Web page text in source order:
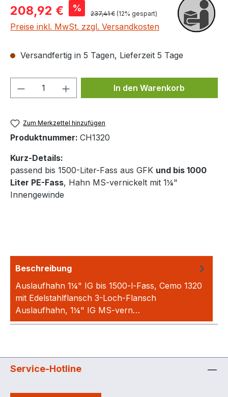
Verkaufspreis:
208,92 € % Regulärer Preis:
237,41 € (12% gespart)
Preise inkl. MwSt. zzgl. Versandkosten
Versandfertig in 5 Tagen, Lieferzeit 5 Tage
Produkt Anzahl: Gib denIn den Warenkorb
Zum Merkzettel hinzufügen
Produktnummer: CH1320
Kurz-Details:
passend bis 1500-Liter-Fass aus GFK und bis 1000
Liter PE-Fass, Hahn MS-vernickelt mit 1¼"
Innengewinde
Beschreibung
Auslaufhahn 1¼" IG bis 1500-l-Fass, Cemo 1320
mit Edelstahlflansch 3-Loch-Flansch
Auslaufhahn, 1¼" IG MS-vern…
Service-Hotline